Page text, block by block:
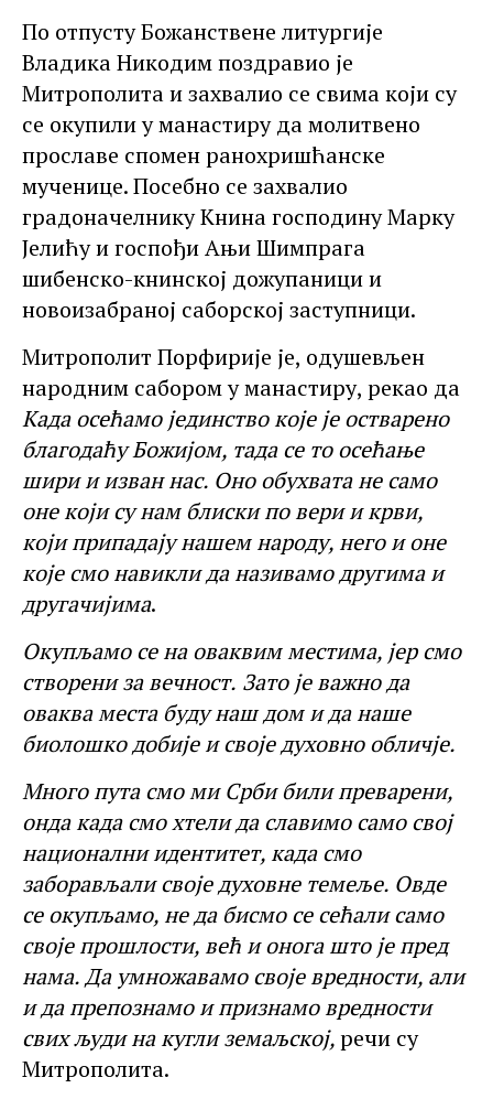
По отпусту Божанствене литургије
Владика Никодим поздравио је
Митрополита и захвалио се свима који су
се окупили у манастиру да молитвено
прославе спомен ранохришћанске
мученице. Посебно се захвалио
градоначелнику Книна господину Марку
Јелићу и госпођи Ањи Шимпрага
шибенско-книнској дожупаници и
новоизабраној саборској заступници.
Митрополит Порфирије је, одушевљен
народним сабором у манастиру, рекао да
Када осећамо јединствокоје јеостварено
благодаћу Божијом, тада се то осећање
ширииизван нас. Оно обухватане само
оне који су нам блиски по вери и крви,
који припадају нашемнароду, него и оне
које смо навикли да називамо другима и
другачијима.
Окупљамо се на оваквим местима, јер смо
створени за вечност. Зато је важно да
оваква места буду наш дом и да наше
биолошко добије и своје духовно обличје.
Много пута смоми Србибили преварени,
онда када смо хтели да славимо само свој
национални идентитет, када смо
заборављали своједуховне темеље. Овде
се окупљамо, не да бисмо се сећалисамо
своје прошлости, већ и онога што је пред
нама. Да умножавамо своје вредности, али
и да препознамо и признамо вредности
свих људи на кугли земаљској,речи су
Митрополита.